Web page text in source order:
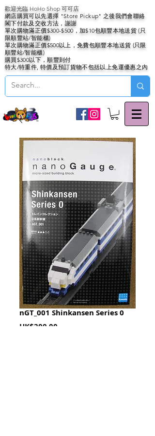
歡迎光臨 HoHo Shop 可可店
網店購買可以先選擇 "Store Pickup" 之後我們會聯絡
閣下付款及交收方法，謝謝
單次購物滿正價$300-$500，加$10包順豐本地送貨 (只
限順豐站/智能櫃)
單次購物滿正價$500以上，免費包順豐本地送貨 (只限
順豐站/智能櫃)
購買$300以下，順豐到付
特大/特重件, 特價及預訂貨物不包括以上免運優惠之內
nGT_001 Shinkansen Series 0
HK$200.00